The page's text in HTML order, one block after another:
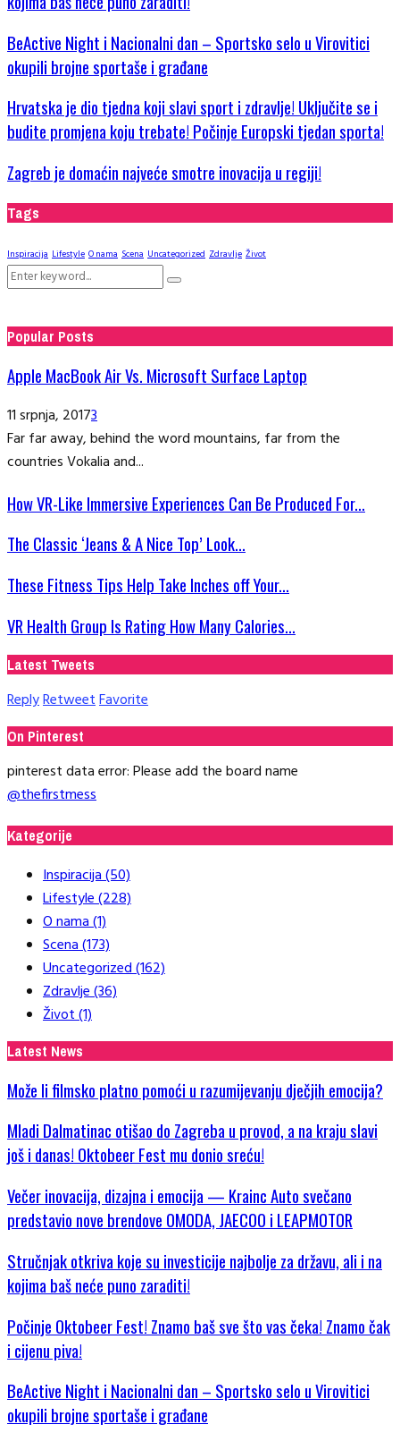
BeActive Night i Nacionalni dan – Sportsko selo u Virovitici
okupili brojne sportaše i građane
Hrvatska je dio tjedna koji slavi sport i zdravlje! Uključite se i
budite promjena koju trebate! Počinje Europski tjedan sporta!
Zagreb je domaćin najveće smotre inovacija u regiji!
Tags
Inspiracija Lifestyle O nama Scena Uncategorized Zdravlje Život
Search
Search
Popular Posts
Apple MacBook Air Vs. Microsoft Surface Laptop
11 srpnja, 20173
Far far away, behind the word mountains, far from the
countries Vokalia and...
How VR-Like Immersive Experiences Can Be Produced For...
The Classic ‘Jeans & A Nice Top’ Look...
These Fitness Tips Help Take Inches off Your...
VR Health Group Is Rating How Many Calories...
Latest Tweets
ReplyRetweetFavorite
On Pinterest
pinterest data error: Please add the board name
@thefirstmess
Kategorije
Inspiracija(50)
Lifestyle(228)
O nama(1)
Scena(173)
Uncategorized(162)
Zdravlje(36)
Život(1)
Latest News
Može li filmsko platno pomoći u razumijevanju dječjih emocija?
Mladi Dalmatinac otišao do Zagreba u provod, a na kraju slavi
još i danas! Oktobeer Fest mu donio sreću!
Večer inovacija, dizajna i emocija — Krainc Auto svečano
predstavio nove brendove OMODA, JAECOO i LEAPMOTOR
Stručnjak otkriva koje su investicije najbolje za državu, ali i na
kojima baš neće puno zaraditi!
Počinje Oktobeer Fest! Znamo baš sve što vas čeka! Znamo čak
i cijenu piva!
BeActive Night i Nacionalni dan – Sportsko selo u Virovitici
okupili brojne sportaše i građane